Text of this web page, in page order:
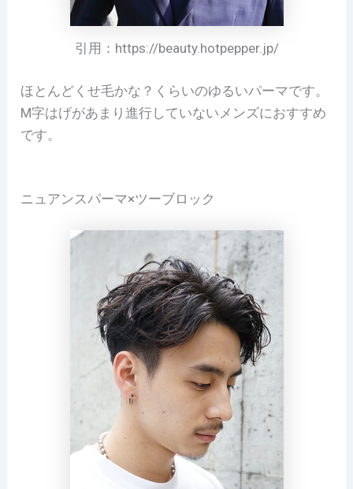
引用：https://beauty.hotpepper.jp/
ほとんどくせ毛かな？くらいのゆるいパーマです。
M字はげがあまり進行していないメンズにおすすめ
です。
ニュアンスパーマ×ツーブロック